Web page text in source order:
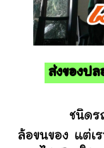
ส่งของป
ชนิดรถของ
ล้อขนของ แต่เ